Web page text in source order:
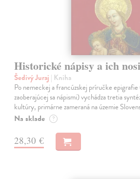
Historické nápisy a ich
Šedivý Juraj | Kniha
Po nemeckej a francúzskej príručke
zaoberajúcej sa nápismi) vychádza tretia
kultúry, primárne zameraná na územie
Na sklade ?
28,30 €